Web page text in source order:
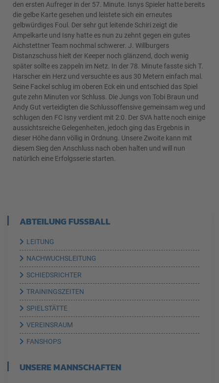
den ersten Aufreger in der 57. Minute. Isnys Spieler hatte bereits
die gelbe Karte gesehen und leistete sich ein erneutes
gelbwürdiges Foul. Der sehr gut leitende Schiri zeigt die
Ampelkarte und Isny hatte es nun zu zehnt gegen ein gutes
Aichstettner Team nochmal schwerer. J. Willburgers
Distanzschuss hielt der Keeper noch glänzend, doch wenig
später sollte es zappeln im Netz. In der 78. Minute fasste sich T.
Harscher ein Herz und versuchte es aus 30 Metern einfach mal.
Seine Fackel schlug im oberen Eck ein und entschied das Spiel
gute zehn Minuten vor Schluss. Die Jungs von Tobi Braun und
Andy Gut verteidigten die Schlussoffensive gemeinsam weg und
schlugen den FC Isny verdient mit 2:0. Der SVA hatte noch einige
aussichtsreiche Gelegenheiten, jedoch ging das Ergebnis in
dieser Höhe dann völlig in Ordnung. Unsere Zwoite kann mit
diesem Sieg den Anschluss nach oben halten und will nun
natürlich eine Erfolgsserie starten.
ABTEILUNG FUSSBALL
LEITUNG
NACHWUCHSLEITUNG
SCHIEDSRICHTER
TRAININGSZEITEN
SPIELSTÄTTE
VEREINSRAUM
FANSHOPS
UNSERE MANNSCHAFTEN